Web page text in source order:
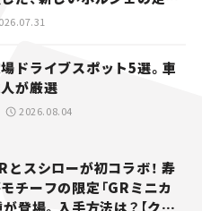
ドライブスポット5選。車
が厳選
2026.08.04
とスシローが初コラボ！ 寿
チーフの限定「GRミニカ
が登場。入手方法は？【クル